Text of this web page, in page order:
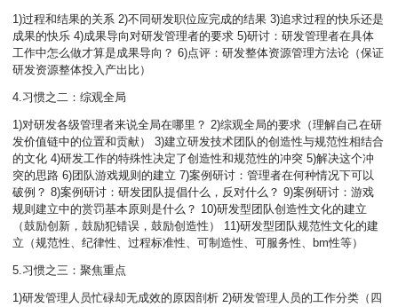
1)过程和结果的关系 2)不同研发职位应完成的结果 3)追求过程的快乐还是
成果的快乐 4)成果导向对研发管理者的要求 5)研讨：研发管理者在具体
工作中怎么做才算是成果导向？ 6)点评：研发整体资源管理方法论（保证
研发资源整体投入产出比）
4.习惯之二：综观全局
1)对研发各级管理者来说全局在哪里？ 2)综观全局的要求（理解自己在研
发价值链中的位置和贡献） 3)建立研发技术团队的创造性与规范性相结合
的文化 4)研发工作的特殊性决定了创造性和规范性的冲突 5)解决这个冲
突的思路 6)团队游戏规则的建立 7)案例研讨：管理者在何种情况下可以
破例？ 8)案例研讨：研发团队提倡什么，反对什么？ 9)案例研讨：游戏
规则建立中的赏罚基本原则是什么？ 10)研发型团队创造性文化的建立
（鼓励创新，鼓励犯错误，鼓励创造性） 11)研发型团队规范性文化的建
立（规范性、纪律性、过程标准性、可制造性、可服务性、bm性等）
5.习惯之三：聚焦重点
1)研发管理人员忙碌却无成效的原因剖析 2)研发管理人员的工作分类（四